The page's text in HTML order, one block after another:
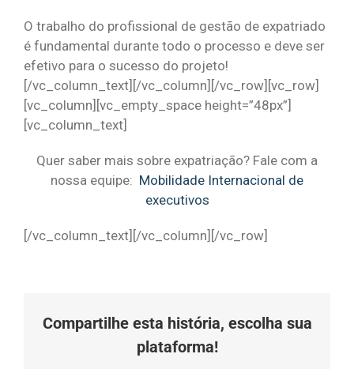
O trabalho do profissional de gestão de expatriado
é fundamental durante todo o processo e deve ser
efetivo para o sucesso do projeto!
[/vc_column_text][/vc_column][/vc_row][vc_row]
[vc_column][vc_empty_space height=”48px”]
[vc_column_text]
Quer saber mais sobre expatriação? Fale com a
nossa equipe: Mobilidade Internacional de
executivos
[/vc_column_text][/vc_column][/vc_row]
Compartilhe esta história, escolha sua
plataforma!